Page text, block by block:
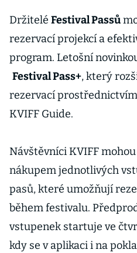
Držitelé Festival Passů
rezervací projekcí a
program. Letošní
Festival Pass+, který
rezervací
KVIFF Guide.
Návštěvníci KVIFF
nákupem jednotlivých
pasů, které umožňují
během festivalu.
vstupenek startuje ve
kdy se v aplikaci i na